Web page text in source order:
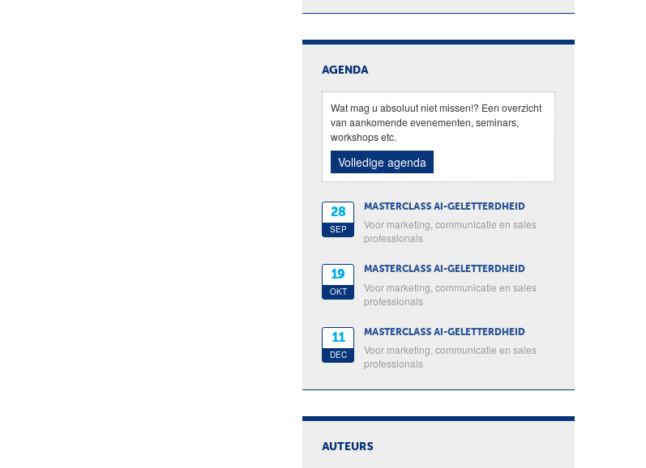
AGENDA
Wat mag u absoluut niet missen!? Een overzicht
van aankomende evenementen, seminars,
workshops etc.
Volledige agenda
28
SEP
MASTERCLASS AI-GELETTERDHEID
Voor marketing, communicatie en sales
professionals
19
OKT
MASTERCLASS AI-GELETTERDHEID
Voor marketing, communicatie en sales
professionals
11
DEC
MASTERCLASS AI-GELETTERDHEID
Voor marketing, communicatie en sales
professionals
AUTEURS